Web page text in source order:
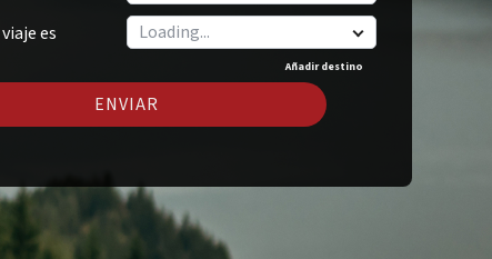
es
Añadir destino
ENVIAR